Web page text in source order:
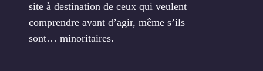
site à destination de ceux qui veulent
comprendre avant d’agir, même s’ils
sont… minoritaires.